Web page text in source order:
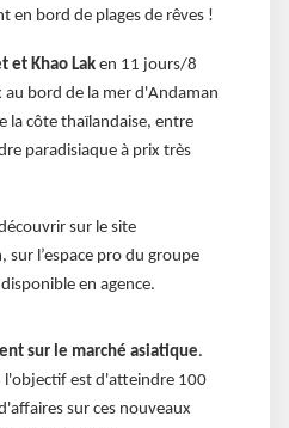
en bord de plages de rêves !
et Khao Lak en 11 jours/8
au bord de la mer d'Andaman
la côte thaïlandaise, entre
paradisiaque à prix très
sur le site
l’espace pro du groupe
en agence.
sur le marché asiatique.
l'objectif est d'atteindre 100
sur ces nouveaux